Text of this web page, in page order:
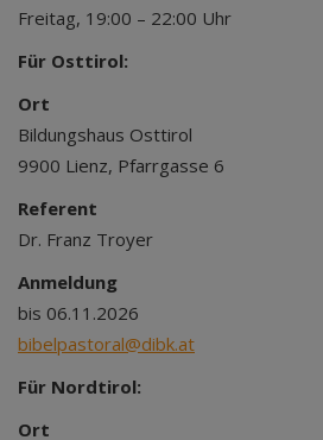
Freitag, 19:00 – 22:00 Uhr
Für Osttirol:
Ort
Bildungshaus Osttirol
9900 Lienz, Pfarrgasse 6
Referent
Dr. Franz Troyer
Anmeldung
bis 06.11.2026
bibelpastoral@dibk.at
Für Nordtirol:
Ort